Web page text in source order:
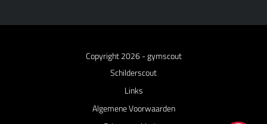
Copyright 2026 -gymscout
Schilderscout
Links
Algemene Voorwaarden